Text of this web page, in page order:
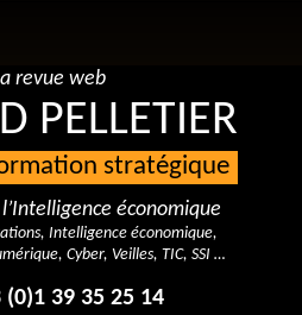
revue web
PELLETIER
stratégique
économique
Intelligence économique,
Cyber, Veilles, TIC, SSI …
(0)1 39 35 25 14